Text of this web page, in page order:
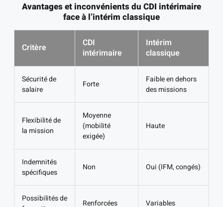
Avantages et inconvénients du CDI intérimaire
face à l’intérim classique
Critère
CDI
intérimaire
Intérim
classique
Sécurité de
salaire
Forte
Faible en dehors
des missions
Flexibilité de
la mission
Moyenne
(mobilité
exigée)
Haute
Indemnités
spécifiques
Non Oui (IFM, congés)
Possibilités de
Renforcées Variables